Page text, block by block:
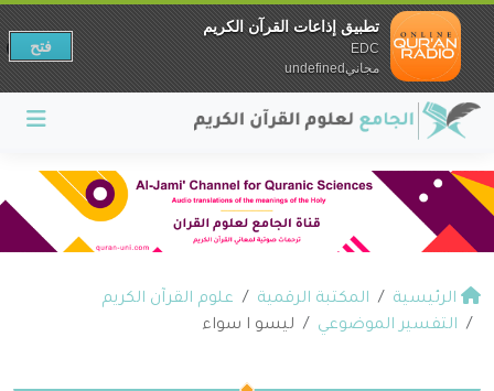
الرئيسية المكتبة الرقمية
علوم القرآن الكريم
التفسير الموضوعي
ليسو ا سواء
تطبيق إذاعات القرآن الكريم
EDC
مجانيundefined
فتح